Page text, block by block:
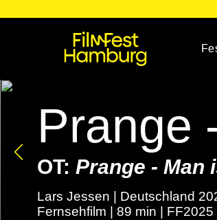
Prange
OT: Prange - Man
Lars Jessen | Deutschland
Fernsehfilm | 89 min | FF2025